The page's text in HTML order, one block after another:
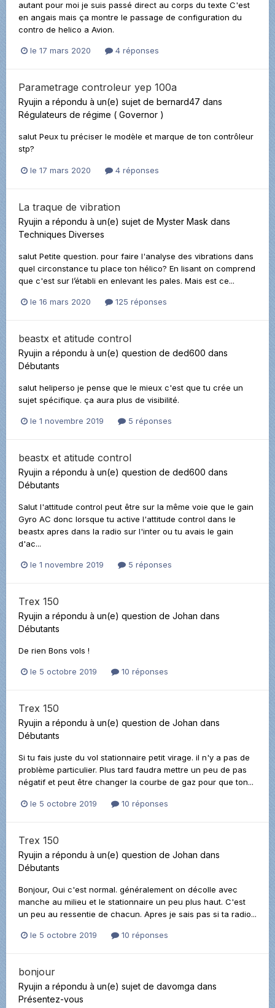
autant pour moi je suis passé direct au corps du texte C'est
en angais mais ça montre le passage de configuration du
contro de helico a Avion.
le 17 mars 2020 4 réponses
Parametrage controleur yep 100a
Ryujin a répondu à un(e) sujet de bernard47 dans
Régulateurs de régime ( Governor )
salut Peux tu préciser le modèle et marque de ton contrôleur
stp?
le 17 mars 2020 4 réponses
La traque de vibration
Ryujin a répondu à un(e) sujet de Myster Mask dans
Techniques Diverses
salut Petite question. pour faire l'analyse des vibrations dans
quel circonstance tu place ton hélico? En lisant on comprend
que c'est sur l’établi en enlevant les pales. Mais est ce...
le 16 mars 2020 125 réponses
beastx et atitude control
Ryujin a répondu à un(e) question de ded600 dans
Débutants
salut heliperso je pense que le mieux c'est que tu crée un
sujet spécifique. ça aura plus de visibilité.
le 1 novembre 2019 5 réponses
beastx et atitude control
Ryujin a répondu à un(e) question de ded600 dans
Débutants
Salut l'attitude control peut être sur la même voie que le gain
Gyro AC donc lorsque tu active l'attitude control dans le
beastx apres dans la radio sur l'inter ou tu avais le gain
d'ac...
le 1 novembre 2019 5 réponses
Trex 150
Ryujin a répondu à un(e) question de Johan dans
Débutants
De rien Bons vols !
le 5 octobre 2019 10 réponses
Trex 150
Ryujin a répondu à un(e) question de Johan dans
Débutants
Si tu fais juste du vol stationnaire petit virage. il n'y a pas de
problème particulier. Plus tard faudra mettre un peu de pas
négatif et peut être changer la courbe de gaz pour que ton...
le 5 octobre 2019 10 réponses
Trex 150
Ryujin a répondu à un(e) question de Johan dans
Débutants
Bonjour, Oui c'est normal. généralement on décolle avec
manche au milieu et le stationnaire un peu plus haut. C'est
un peu au ressentie de chacun. Apres je sais pas si ta radio...
le 5 octobre 2019 10 réponses
bonjour
Ryujin a répondu à un(e) sujet de davomga dans
Présentez-vous